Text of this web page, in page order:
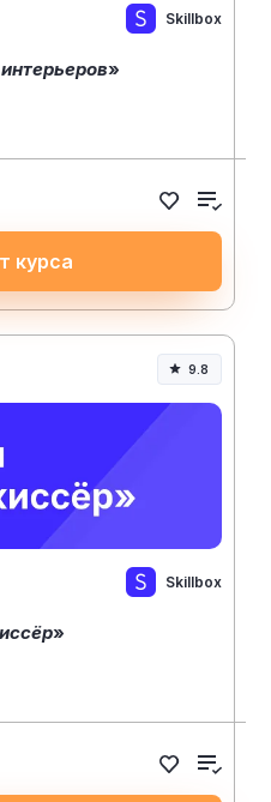
Skillbox
»
курса
9.8
Skillbox
»